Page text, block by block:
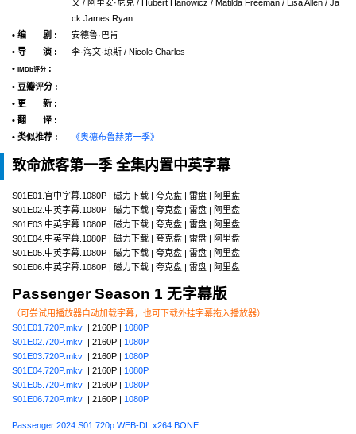
文 / 阿里安·尼克 / Hubert Hanowicz / Matilda Freeman / Lisa Allen / Ja
ck James Ryan
• 编 剧 :
安德鲁·巴肯
• 导 演 :
李·海文·琼斯 / Nicole Charles
•
IMDb评分 :
• 豆瓣评分 :
• 更 新 :
• 翻 译 :
• 类似推荐 :
《奥德布鲁赫第一季》
致命旅客第一季 全集内置中英字幕
S01E01.官中字幕.1080P | 磁力下载 | 夸克盘 | 雷盘 | 阿里盘
S01E02.中英字幕.1080P | 磁力下载 | 夸克盘 | 雷盘 | 阿里盘
S01E03.中英字幕.1080P | 磁力下载 | 夸克盘 | 雷盘 | 阿里盘
S01E04.中英字幕.1080P | 磁力下载 | 夸克盘 | 雷盘 | 阿里盘
S01E05.中英字幕.1080P | 磁力下载 | 夸克盘 | 雷盘 | 阿里盘
S01E06.中英字幕.1080P | 磁力下载 | 夸克盘 | 雷盘 | 阿里盘
Passenger Season 1 无字幕版
（可尝试用播放器自动加载字幕，也可下载外挂字幕拖入播放器）
S01E01.720P.mkv | 2160P | 1080P
S01E02.720P.mkv | 2160P | 1080P
S01E03.720P.mkv | 2160P | 1080P
S01E04.720P.mkv | 2160P | 1080P
S01E05.720P.mkv | 2160P | 1080P
S01E06.720P.mkv | 2160P | 1080P
Passenger 2024 S01 720p WEB-DL x264 BONE